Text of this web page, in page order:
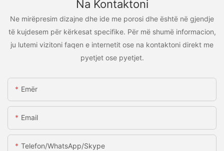
Na Kontaktoni
Ne mirëpresim dizajne dhe ide me porosi dhe është në gjendje
të kujdesem për kërkesat specifike. Për më shumë informacion,
ju lutemi vizitoni faqen e internetit ose na kontaktoni direkt me
pyetjet ose pyetjet.
Emër
Email
Telefon/WhatsApp/Skype